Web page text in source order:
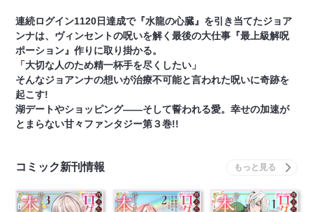
連続ログイン1120日達成で『水龍の心臓』を引き当てたジョア
ンナは、ヴィンセントの呪いを解く最後の大仕事『最上級解呪
ポーション』作りに取り掛かる。
「大切な人のため精一杯手を尽くしたい」
そんなジョアンナの想いが治療不可能と言われた呪いに奇跡を
起こす!
湖デートやショッピング――そして誓われる愛。幸せの加速が
とまらない甘々ファンタジー第３巻!!
コミック新刊情報